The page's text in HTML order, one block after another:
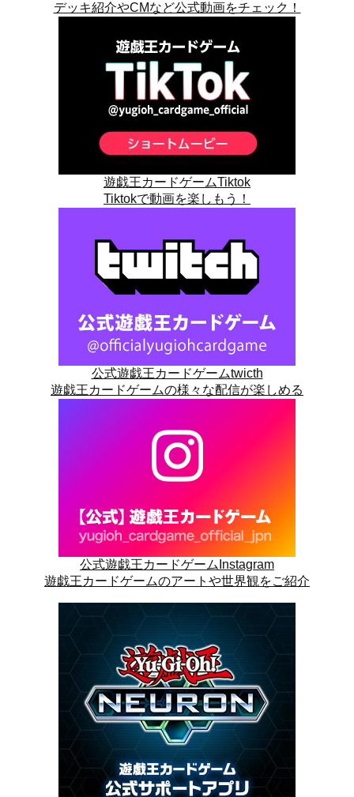
デッキ紹介やCMなど公式動画をチェック！
遊戯王カードゲームTiktok
Tiktokで動画を楽しもう！
公式遊戯王カードゲームtwicth
遊戯王カードゲームの様々な配信が楽しめる
公式遊戯王カードゲームInstagram
遊戯王カードゲームのアートや世界観をご紹介